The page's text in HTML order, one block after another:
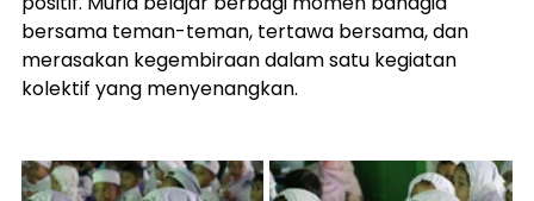
bersama teman-teman, tertawa bersama, dan
merasakan kegembiraan dalam satu kegiatan
kolektif yang menyenangkan.